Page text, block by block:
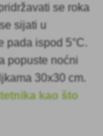
se roka
sijati u
pada ispod 5°C.
popuste noćni
30x30 cm.
kao što